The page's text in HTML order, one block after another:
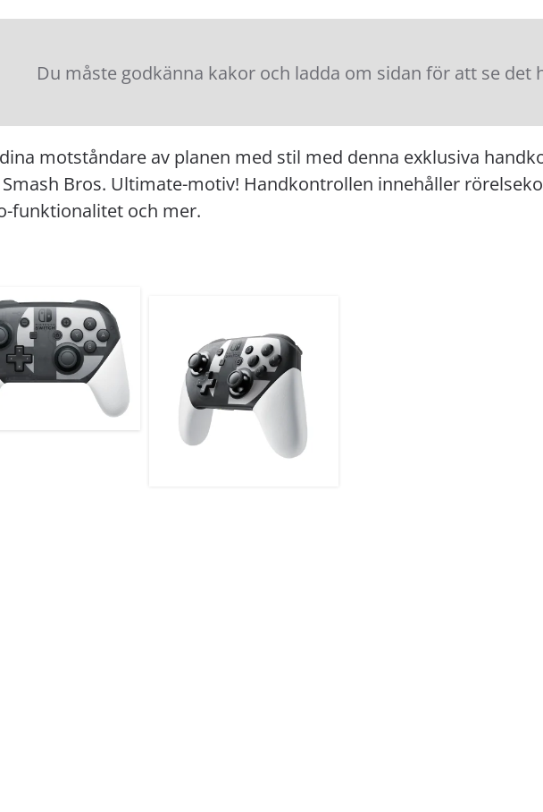
Du måste godkänna kakor och ladda om sidan för att se det
motståndare av planen med stil med denna exklusiva
Smash Bros. Ultimate-motiv! Handkontrollen innehåller
funktionalitet och mer.